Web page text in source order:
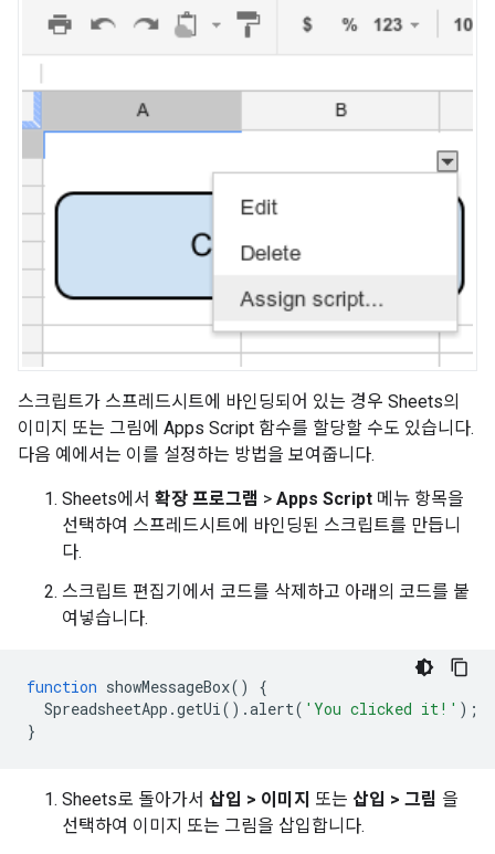
스크립트가 스프레드시트에 바인딩되어 있는 경우 Sheets의
이미지 또는 그림에 Apps Script 함수를 할당할 수도 있습니다.
다음 예에서는 이를 설정하는 방법을 보여줍니다.
Sheets에서 확장 프로그램 > Apps Script 메뉴 항목을
선택하여 스프레드시트에 바인딩된 스크립트를 만듭니
다.
스크립트 편집기에서 코드를 삭제하고 아래의 코드를 붙
여넣습니다.
function showMessageBox()
{
SpreadsheetApp .getUi().alert( 'You clicked it!' );
}
Sheets로 돌아가서 삽입 > 이미지 또는 삽입 > 그림 을
선택하여 이미지 또는 그림을 삽입합니다.